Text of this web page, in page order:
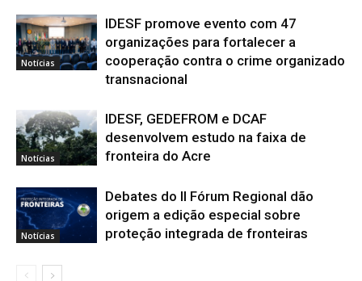
Notícias
IDESF promove evento com 47
organizações para fortalecer a
cooperação contra o crime organizado
transnacional
Notícias
IDESF, GEDEFROM e DCAF
desenvolvem estudo na faixa de
fronteira do Acre
Notícias
Debates do II Fórum Regional dão
origem a edição especial sobre
proteção integrada de fronteiras